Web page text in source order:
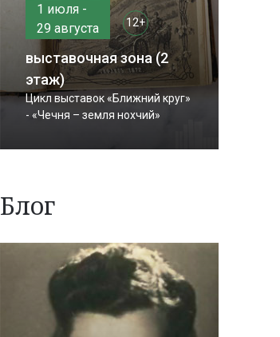
1 июля -
29 августа
12+
выставочная зона (2
этаж)
Цикл выставок «Ближний круг»
- «Чечня – земля нохчий»
Блог